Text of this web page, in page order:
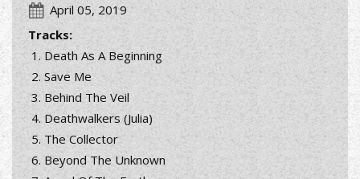
April 05, 2019
Tracks:
Death As A Beginning
Save Me
Behind The Veil
Deathwalkers (Julia)
The Collector
Beyond The Unknown